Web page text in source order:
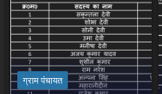
ग्राम पंचायत